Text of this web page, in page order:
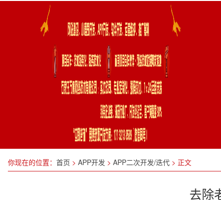
你现在的位置： 首页 > APP开发 > APP二次开发/迭代 > 正文
去除